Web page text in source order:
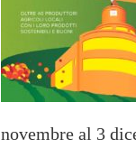
novembre al 3